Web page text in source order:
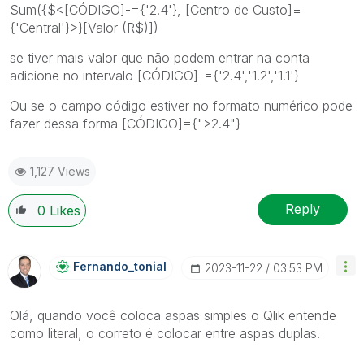
Sum({$<[CÓDIGO]-={'2.4'}, [Centro de Custo]=
{'Central'}>}[Valor (R$)])
se tiver mais valor que não podem entrar na conta
adicione no intervalo [CÓDIGO]-={'2.4','1.2','1.1'}
Ou se o campo código estiver no formato numérico pode
fazer dessa forma [CÓDIGO]={">2.4"}
1,127 Views
0 Likes Reply
Fernando_tonial ‎2023-11-22 03:53 PM
Olá, quando você coloca aspas simples o Qlik entende
como literal, o correto é colocar entre aspas duplas.